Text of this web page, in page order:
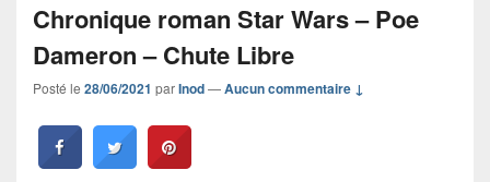
Chronique roman Star Wars – Poe
Dameron – Chute Libre
Posté le 28/06/2021 parInod—Aucun commentaire ↓